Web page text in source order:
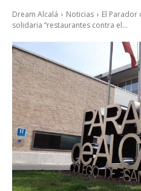
Dream Alcalá Noticias
El Parador
solidaria “restaurantes contra el...